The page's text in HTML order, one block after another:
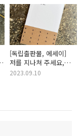
[독립출판물, 에세이]
저를 지나쳐 주세요,
여름
2023.09.10